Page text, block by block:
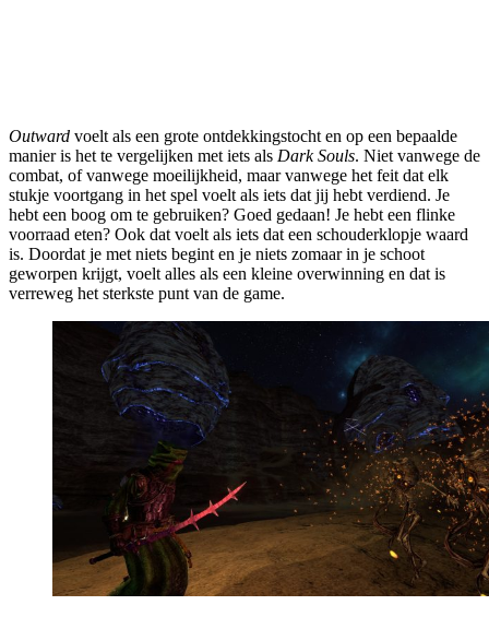
Outward voelt als een grote ontdekkingstocht en op een bepaalde
manier is het te vergelijken met iets als Dark Souls. Niet vanwege de
combat, of vanwege moeilijkheid, maar vanwege het feit dat elk
stukje voortgang in het spel voelt als iets dat jij hebt verdiend. Je
hebt een boog om te gebruiken? Goed gedaan! Je hebt een flinke
voorraad eten? Ook dat voelt als iets dat een schouderklopje waard
is. Doordat je met niets begint en je niets zomaar in je schoot
geworpen krijgt, voelt alles als een kleine overwinning en dat is
verreweg het sterkste punt van de game.